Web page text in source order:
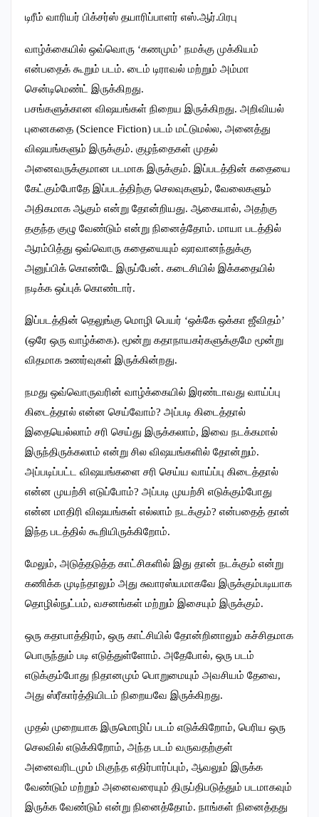
டிரீம் வாரியர் பிக்சர்ஸ் தயாரிப்பாளர் எஸ்.ஆர்.பிரபு
வாழ்க்கையில் ஒவ்வொரு ‘கணமும்’ நமக்கு முக்கியம்
என்பதைக் கூறும் படம். டைம் டிராவல் மற்றும் அம்மா
சென்டிமெண்ட் இருக்கிறது.
பசங்களுக்கான விஷயங்கள் நிறைய இருக்கிறது. அறிவியல்
புனைகதை (Science Fiction) படம் மட்டுமல்ல, அனைத்து
விஷயங்களும் இருக்கும். குழந்தைகள் முதல்
அனைவருக்குமான படமாக இருக்கும். இப்படத்தின் கதையை
கேட்கும்போதே இப்படத்திற்கு செலவுகளும், வேலைகளும்
அதிகமாக ஆகும் என்று தோன்றியது. ஆகையால், அதற்கு
தகுந்த குழு வேண்டும் என்று நினைத்தோம். மாயா படத்தில்
ஆரம்பித்து ஒவ்வொரு கதையையும் ஷரவானந்துக்கு
அனுப்பிக் கொண்டே இருப்பேன். கடைசியில் இக்கதையில்
நடிக்க ஒப்புக் கொண்டார்.
இப்படத்தின் தெலுங்கு மொழி பெயர் ‘ஒக்கே ஒக்கா ஜீவிதம்’
(ஒரே ஒரு வாழ்க்கை). மூன்று கதாநாயகர்களுக்குமே மூன்று
விதமாக உணர்வுகள் இருக்கின்றது.
நமது ஒவ்வொருவரின் வாழ்க்கையில் இரண்டாவது வாய்ப்பு
கிடைத்தால் என்ன செய்வோம்? அப்படி கிடைத்தால்
இதையெல்லாம் சரி செய்து இருக்கலாம், இவை நடக்கமால்
இருந்திருக்கலாம் என்று சில விஷயங்களில் தோன்றும்.
அப்படிப்பட்ட விஷயங்களை சரி செய்ய வாய்ப்பு கிடைத்தால்
என்ன முயற்சி எடுப்போம்? அப்படி முயற்சி எடுக்கும்போது
என்ன மாதிரி விஷயங்கள் எல்லாம் நடக்கும்? என்பதைத் தான்
இந்த படத்தில் கூறியிருக்கிறோம்.
மேலும், அடுத்தடுத்த காட்சிகளில் இது தான் நடக்கும் என்று
கணிக்க முடிந்தாலும் அது சுவாரஸ்யமாகவே இருக்கும்படியாக
தொழில்நுட்பம், வசனங்கள் மற்றும் இசையும் இருக்கும்.
ஒரு கதாபாத்திரம், ஒரு காட்சியில் தோன்றினாலும் கச்சிதமாக
பொருந்தும் படி எடுத்துள்ளோம். அதேபோல், ஒரு படம்
எடுக்கும்போது நிதானமும் பொறுமையும் அவசியம் தேவை,
அது ஸ்ரீகார்த்தியிடம் நிறையவே இருக்கிறது.
முதல் முறையாக இருமொழிப் படம் எடுக்கிறோம், பெரிய ஒரு
செலவில் எடுக்கிறோம், அந்த படம் வருவதற்குள்
அனைவரிடமும் மிகுந்த எதிர்பார்ப்பும், ஆவலும் இருக்க
வேண்டும் மற்றும் அனைவரையும் திருப்திபடுத்தும் படமாகவும்
இருக்க வேண்டும் என்று நினைத்தோம். நாங்கள் நினைத்தது